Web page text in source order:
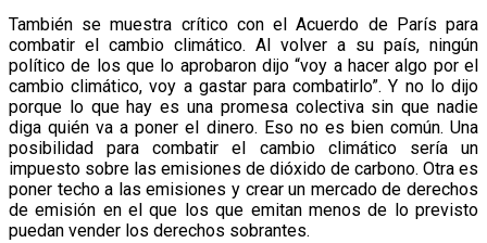
También se muestra crítico con el Acuerdo de París para
combatir el cambio climático. Al volver a su país, ningún
político de los que lo aprobaron dijo “voy a hacer algo por el
cambio climático, voy a gastar para combatirlo”. Y no lo dijo
porque lo que hay es una promesa colectiva sin que nadie
diga quién va a poner el dinero. Eso no es bien común. Una
posibilidad para combatir el cambio climático sería un
impuesto sobre las emisiones de dióxido de carbono. Otra es
poner techo a las emisiones y crear un mercado de derechos
de emisión en el que los que emitan menos de lo previsto
puedan vender los derechos sobrantes.